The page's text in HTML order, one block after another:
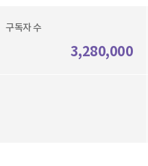
구독자 수
3,280,000